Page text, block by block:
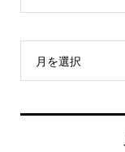
月を選択